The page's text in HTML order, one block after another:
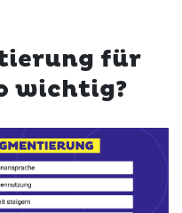
für
wichtig?